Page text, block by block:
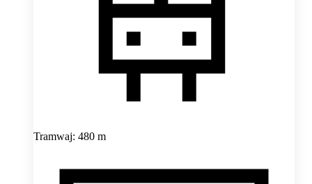
Tramwaj: 480 m